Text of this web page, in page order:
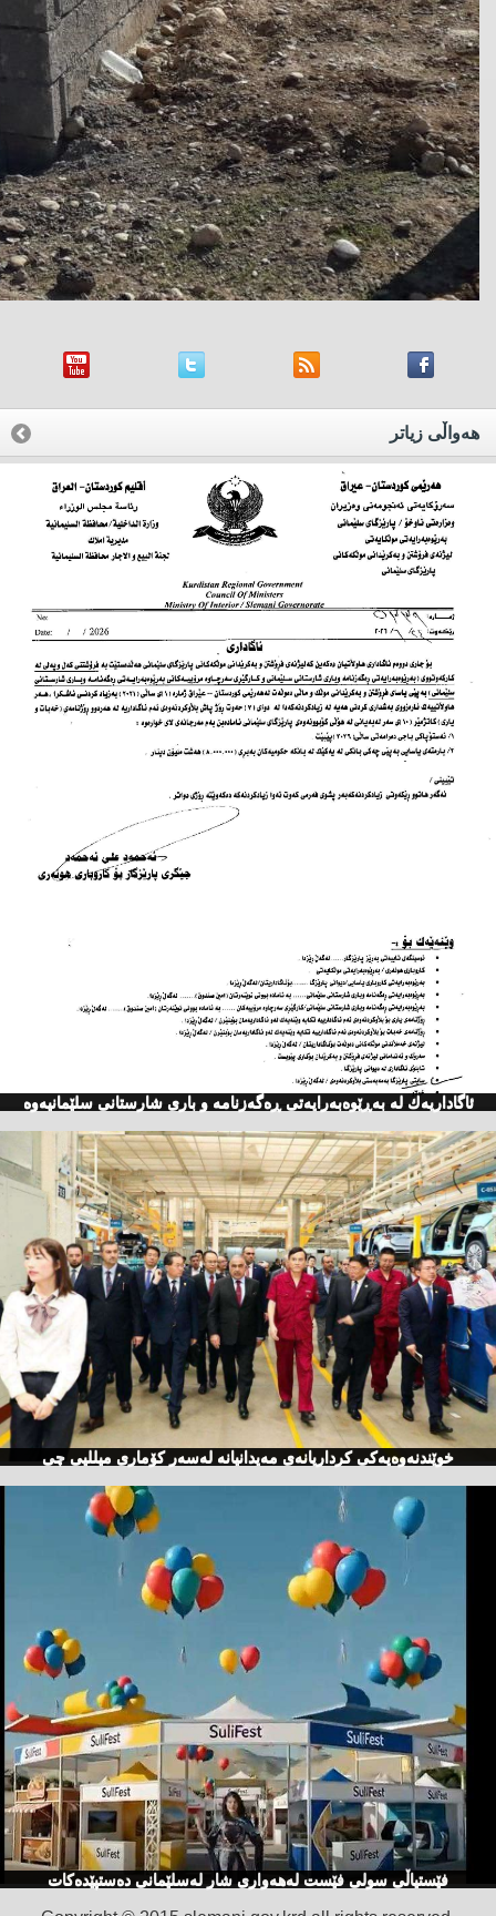
هه‌واڵی زیاتر
ئاگاداریه‌ك له‌ به‌ڕێوه‌به‌رایه‌تی ڕه‌گه‌زنامه‌ و باری شارستانی سلێمانیه‌وه‌
خوێندنەوەیەكی كرداریانەی مەیدانیانە لەسەر كۆماری میللیی چی
فێستیاڵی سولی فێست لەهەواری شار لەسلێمانی دەستپێدەكات